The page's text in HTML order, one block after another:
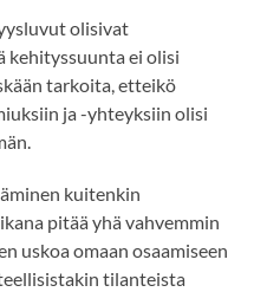
olisivat
kehityssuunta ei olisi
tarkoita, etteikö
ja -yhteyksiin olisi
kuitenkin
pitää yhä vahvemmin
uskoa omaan osaamiseen
tilanteista